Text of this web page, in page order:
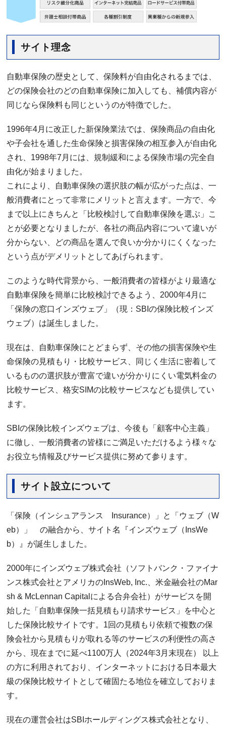
サイト理念
自動車保険の歴史として、保険料が自由化されるまでは、
どの保険会社のどの自動車保険に加入しても、補償内容が
同じなら保険料も同じというのが特徴でした。
1996年4月に改正した新保険業法では、保険商品の自由化
や子会社を通した生命保険と損害保険の相互参入が自由化
され、1998年7月には、規制緩和による保険市場の完全自
由化が始まりました。
これにより、自動車保険の選択肢の幅が広がった点は、一
般消費者にとって非常にメリットと言えます。一方で、今
まで以上にきちんと「比較検討して自動車保険を選ぶ」こ
とが必要となりましたが、各社の商品内容について違いが
分からない、どの商品を選んで良いか分かりにくくなった
という点がデメリットとしてあげられます。
このような時代背景から、一般消費者の皆様がより最適な
自動車保険を簡単に比較検討できるよう、2000年4月に
「保険の窓口インズウェブ」（現：SBIの保険比較インズ
ウェブ）は誕生しました。
現在は、自動車保険にとどまらず、その他の損害保険や生
命保険の見積もり・比較サービス、同じく生活に密着して
いるものの選択肢が豊富で違いが分かりにくい電気料金の
比較サービス、格安SIMの比較サービスなども提供してい
ます。
SBIの保険比較インズウェブは、今後も「顧客中心主義」
に徹し、一般消費者の皆様にご満足いただけるよう様々な
お役立ち情報及びサービス提供に努めて参ります。
サイト設立について
「保険（インシュアランス Insurance）」と「ウェブ（W
eb）」 の融合から、サイト名『インズウェブ（InsWe
b）』が誕生しました。
2000年にインズウェブ株式会社（ソフトバンク・ファイナ
ンス株式会社とアメリカのInsWeb, Inc.、米金融会社のMar
sh & McLennan Capitalによる合弁会社）がサービスを開
始した「自動車保険一括見積もり請求サービス」を中心と
した保険比較サイトです。1回の見積もり依頼で複数の保
険会社から見積もりが取れる等のサービスの利便性の高さ
から、現在までに延べ1100万人（2024年3月末現在） 以上
の方に利用されており、インターネットにおける日本最大
級の保険比較サイトとして確固たる地位を確立しておりま
す。
現在の運営会社はSBIホールディングス株式会社となり、